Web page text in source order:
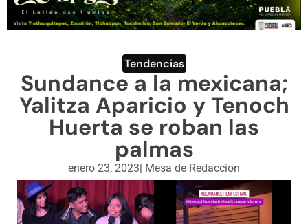
DEPORTES
ENGLISH SECTION
VIDEOS
Tendencias
Sundance a la mexicana;
Yalitza Aparicio y Tenoch
Huerta se roban las
palmas
enero 23, 2023| Mesa de Redaccion